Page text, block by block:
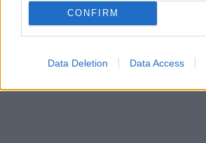
CONFIRM
Data Deletion Data Access